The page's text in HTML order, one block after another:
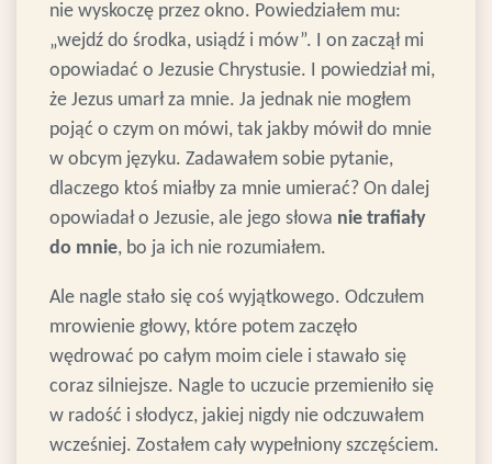
nie wyskoczę przez okno. Powiedziałem mu:
„wejdź do środka, usiądź i mów”. I on zaczął mi
opowiadać o Jezusie Chrystusie. I powiedział mi,
że Jezus umarł za mnie. Ja jednak nie mogłem
pojąć o czym on mówi, tak jakby mówił do mnie
w obcym języku. Zadawałem sobie pytanie,
dlaczego ktoś miałby za mnie umierać? On dalej
opowiadał o Jezusie, ale jego słowa nie trafiały
do mnie, bo ja ich nie rozumiałem.
Ale nagle stało się coś wyjątkowego. Odczułem
mrowienie głowy, które potem zaczęło
wędrować po całym moim ciele i stawało się
coraz silniejsze. Nagle to uczucie przemieniło się
w radość i słodycz, jakiej nigdy nie odczuwałem
wcześniej. Zostałem cały wypełniony szczęściem.